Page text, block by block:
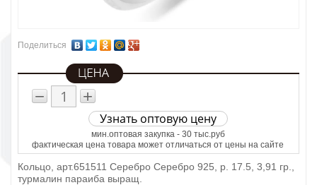
Поделиться
− +
Узнать оптовую цену
мин.оптовая закупка - 30 тыс.руб
фактическая цена товара может отличаться от цены на сайте
Кольцо, арт.651511 Серебро Серебро 925, р. 17.5, 3,91 гр.,
турмалин параиба выращ.